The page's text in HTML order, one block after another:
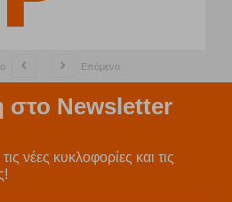
Επόμενο
στο Newsletter
νέες κυκλοφορίες και τις